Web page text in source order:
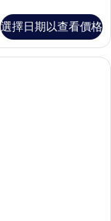
選擇日期以查看價格